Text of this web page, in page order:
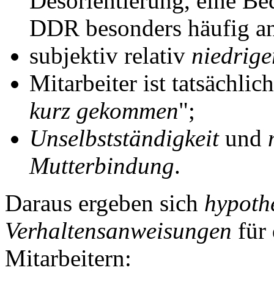
DDR besonders häufig
subjektiv relativ
Mitarbeiter ist
kurz gekommen";
Unselbstständigkeitund
Mutterbindung.
Daraus ergeben sich
Verhaltensanweisungen für
Mitarbeitern: